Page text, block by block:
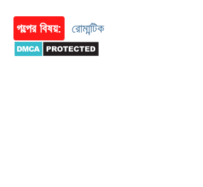
গল্পের বিষয়: রোমান্টিক